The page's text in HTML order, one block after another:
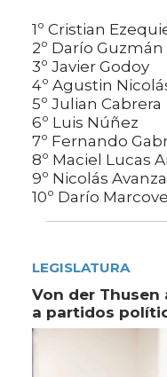
1º Cristian
2º Darío Guzmán
3º Javier Godoy
4º Agustin
5º Julian Cabrera
6º Luis Núñez
7º Fernando
8º Maciel Lucas
9º Nicolás
10º Darío
LEGISLATURA
Von der
a partidos